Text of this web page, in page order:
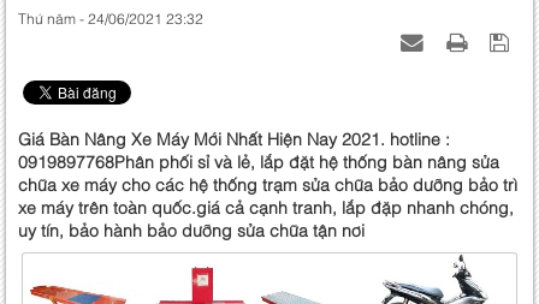
Thứ năm - 24/06/2021 23:32
Giá Bàn Nâng Xe Máy Mới Nhất Hiện Nay 2021. hotline :
0919897768Phân phối sỉ và lẻ, lắp đặt hệ thống bàn nâng sửa
chữa xe máy cho các hệ thống trạm sửa chữa bảo dưỡng bảo trì
xe máy trên toàn quốc.giá cả cạnh tranh, lắp đặp nhanh chóng,
uy tín, bảo hành bảo dưỡng sửa chữa tận nơi